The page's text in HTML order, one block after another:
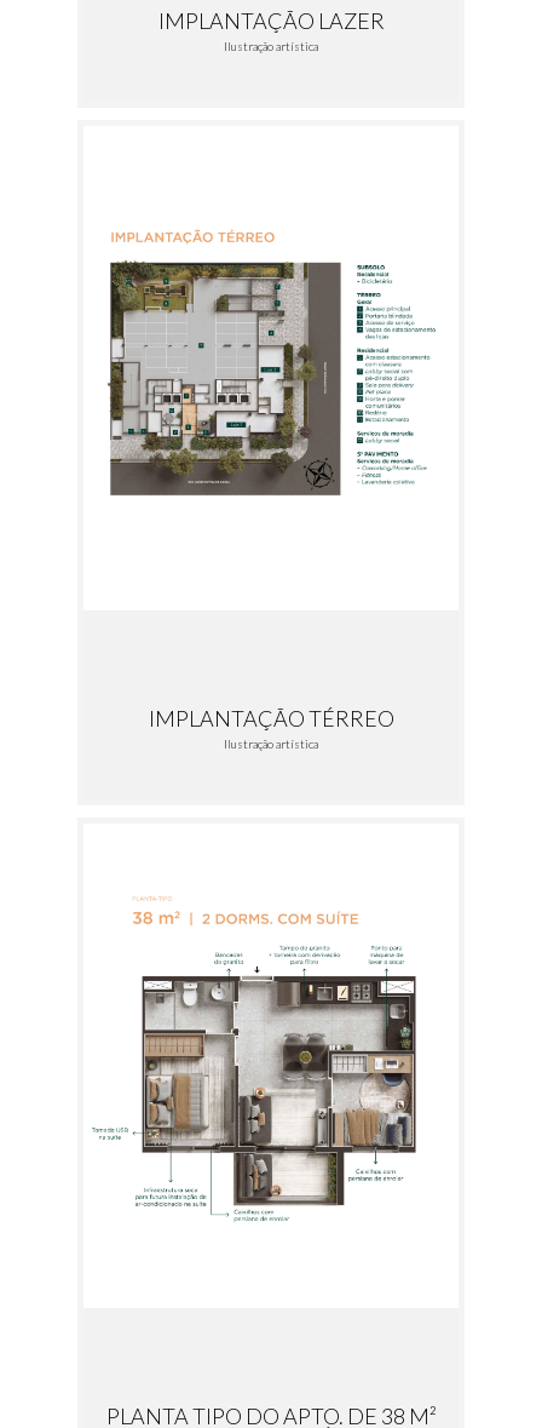
IMPLANTAÇÃO LAZER
Ilustração artística
IMPLANTAÇÃO TÉRREO
Ilustração artística
PLANTA TIPO DO APTO. DE 38 M²